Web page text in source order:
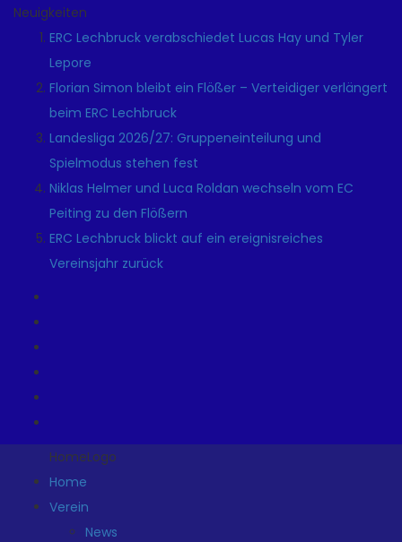
Neuigkeiten
ERC Lechbruck verabschiedet Lucas Hay und Tyler
Lepore
Florian Simon bleibt ein Flößer – Verteidiger verlängert
beim ERC Lechbruck
Landesliga 2026/27: Gruppeneinteilung und
Spielmodus stehen fest
Niklas Helmer und Luca Roldan wechseln vom EC
Peiting zu den Flößern
ERC Lechbruck blickt auf ein ereignisreiches
Vereinsjahr zurück
HomeLogo
Home
Verein
News